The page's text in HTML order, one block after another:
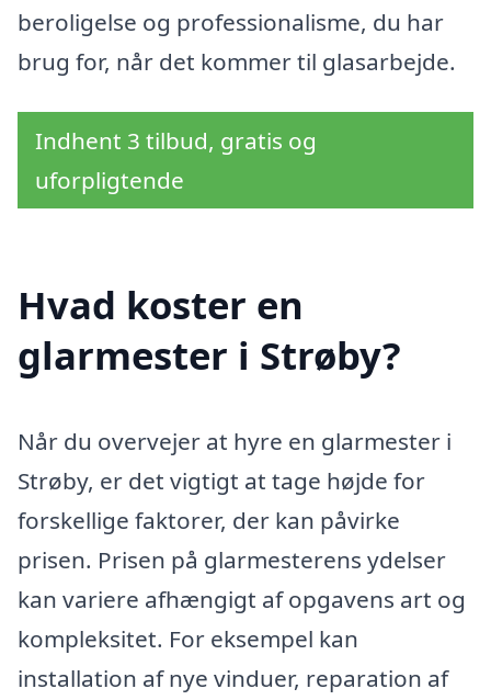
beroligelse og professionalisme, du har
brug for, når det kommer til glasarbejde.
Indhent 3 tilbud, gratis og
uforpligtende
Hvad koster en
glarmester i Strøby?
Når du overvejer at hyre en glarmester i
Strøby, er det vigtigt at tage højde for
forskellige faktorer, der kan påvirke
prisen. Prisen på glarmesterens ydelser
kan variere afhængigt af opgavens art og
kompleksitet. For eksempel kan
installation af nye vinduer, reparation af